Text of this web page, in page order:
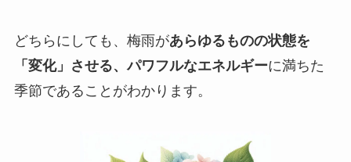
どちらにしても、梅雨があらゆるものの状態を
「変化」させる、パワフルなエネルギーに満ちた
季節であることがわかります。